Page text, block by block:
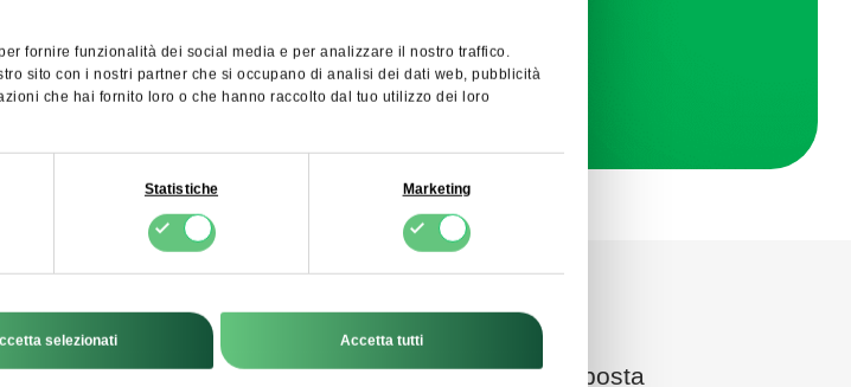
fornire funzionalità dei social media e per analizzare il nostro traffico.
sito con i nostri partner che si occupano di analisi dei dati web, pubblicità
che hai fornito loro o che hanno raccolto dal tuo utilizzo dei loro
Statistiche Marketing
selezionati Accetta tutti
personali da parte di FDCM E-commerce S.A. ai
posso ritirare questo consenso in qualsiasi momento.
tramite il modulo di contatto e ricevi una risposta